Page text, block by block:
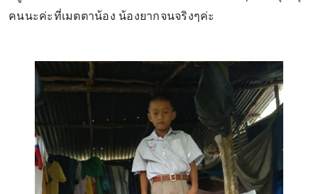
คนนะค่ะที่เมตตาน้อง น้องยากจนจริงๆค่ะ